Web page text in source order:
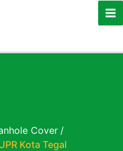
Cover /
Kota Tegal